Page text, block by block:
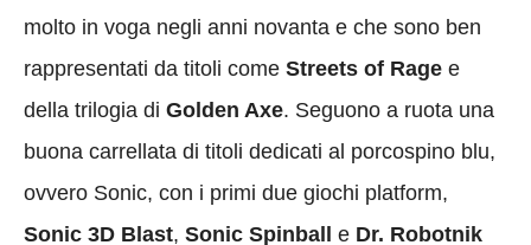
molto in voga negli anni novanta e che sono ben
rappresentati da titoli come Streets of Rage e
della trilogia di Golden Axe. Seguono a ruota una
buona carrellata di titoli dedicati al porcospino blu,
ovvero Sonic, con i primi due giochi platform,
Sonic 3D Blast, Sonic Spinball e Dr. Robotnik